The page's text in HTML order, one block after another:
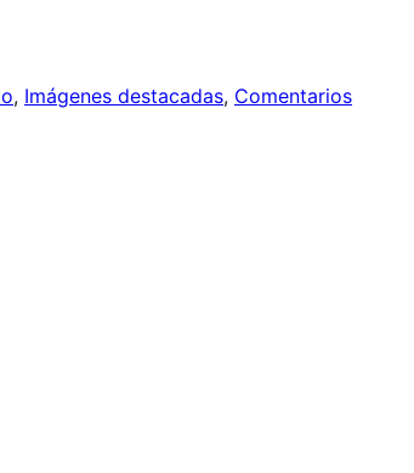
, Imágenes destacadas, Comentarios